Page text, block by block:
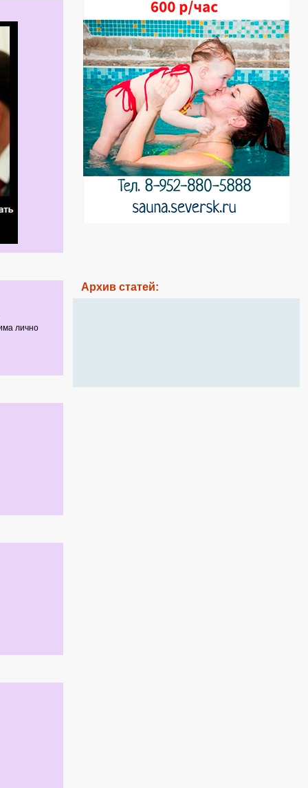
лично
Архив статей: